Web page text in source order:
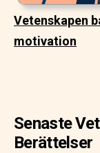
Vetenskapen
motivation
Senaste
Berättelser